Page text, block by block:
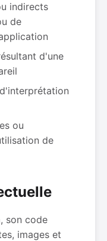
indirects
de
d'une
ou
de
son code
images et